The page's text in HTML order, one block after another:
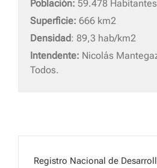
Población: 59.478
Superficie: 666 km2
Densidad: 89,3 hab/km2
Intendente: Nicolás
Todos.
Registro Nacional de